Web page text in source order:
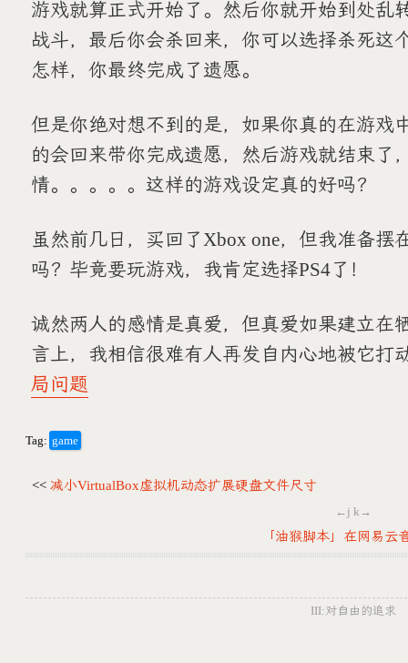
游戏就算正式开始了。然后你就开始到处乱
战斗，最后你会杀回来，你可以选择杀死这
怎样，你最终完成了遗愿。
但是你绝对想不到的是，如果你真的在游戏
的会回来带你完成遗愿，然后游戏就结束了
情。。。。。这样的游戏设定真的好吗？
虽然前几日，买回了Xbox one，但我准备摆
吗？毕竟要玩游戏，我肯定选择PS4了！
诚然两人的感情是真爱，但真爱如果建立在
言上，我相信很难有人再发自内心地被它打
局问题
Tag: game
<< 减小VirtualBox虚拟机动态扩展硬盘文件尺寸
←j k→
「油猴脚本」在网易云
III:对自由的追求